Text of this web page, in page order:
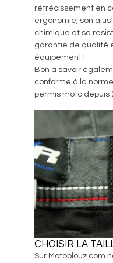
rétrécissement en
ergonomie, son
chimique et sa
garantie de qualité
équipement !
Bon à savoir
conforme à la
permis moto depuis
CHOISIR LA
Sur Motoblouz.com